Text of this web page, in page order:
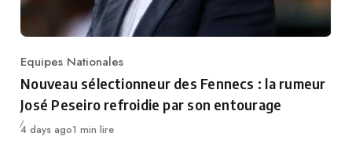
Category
Equipes Nationales
Nouveau sélectionneur des Fennecs : la rumeur
José Peseiro refroidie par son entourage
Publié
4 days ago1 min lire